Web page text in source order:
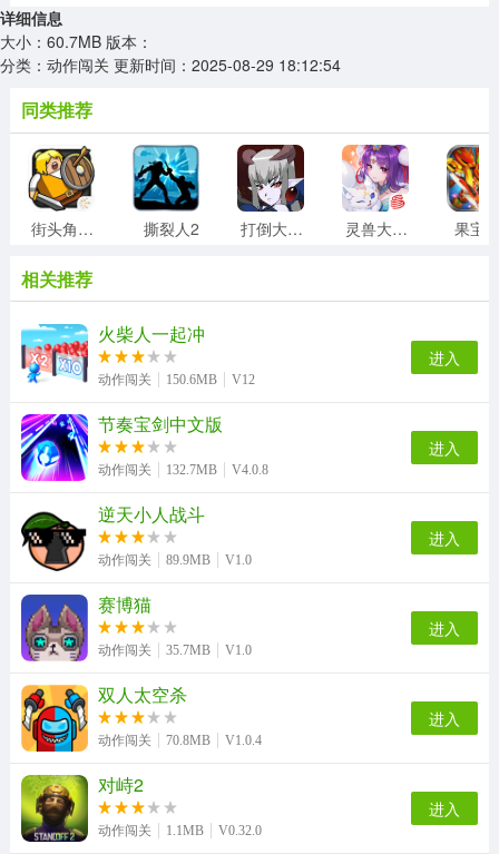
战不同的越野极限。
2、增加技能和装备，通过完成任务和比赛来提升角色的能
3、感受极速与危险并存的越野快感，体验不同运动项目的
特色和挑战。
游戏体验：
1、持续挑战自身，打破极限，追逐更快的速度与更刺激的
动作，化身极限越野的顶尖玩家。
2、挑选契合自身风格的运动装备与车辆，对角色形象进行
个性化定制，彰显个人独一无二的风采。
3、游戏模式丰富多元，玩家能够体验单人挑战、多人对战
以及团队合作等各类游戏模式。
游戏亮点：
1、向速度与难度的极限发起冲击，突破自我边界，演绎出
令人惊叹的极限动作与酷炫的技能展示。
2、拥有丰富多样的内容，涵盖不同地区与赛道的越野挑
战，使玩家能够领略世界各地的极限运动文化。
3、与其他玩家进行实时竞技和社交互动，共同探索极限世
界，享受多人游戏。
详细信息
大小：60.7MB 版本：
分类：动作闯关 更新时间：2025-08-29 18:12:54
同类推荐
街头角斗士2 撕裂人2 打倒大魔王様 灵兽大冒险 果宝
相关推荐
火柴人一起冲
动作闯关 150.6MB V12
进入
节奏宝剑中文版
动作闯关 132.7MB V4.0.8
进入
逆天小人战斗
动作闯关 89.9MB V1.0
进入
赛博猫
动作闯关 35.7MB V1.0
进入
双人太空杀
动作闯关 70.8MB V1.0.4
进入
对峙2
动作闯关 1.1MB V0.32.0
进入